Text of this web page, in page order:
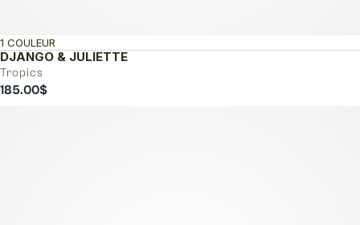
DJANGO & JULIETTE
Tropics
1 COULEUR
185.00$